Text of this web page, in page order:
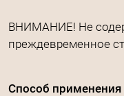
ВНИМАНИЕ! Не
преждевременное
Способ применения